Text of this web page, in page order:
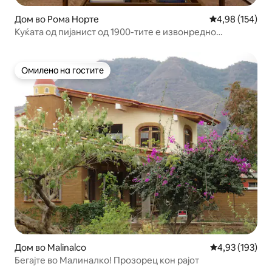
Дом во Рома Норте Просечна
4,98 (154)
Куќата од пијанист од 1900-тите е извонредно
Омилено на гостите
Омилено на гостите
Дом во Malinalco Просечна
4,93 (193)
Бегајте во Малиналко! Прозорец кон рајот